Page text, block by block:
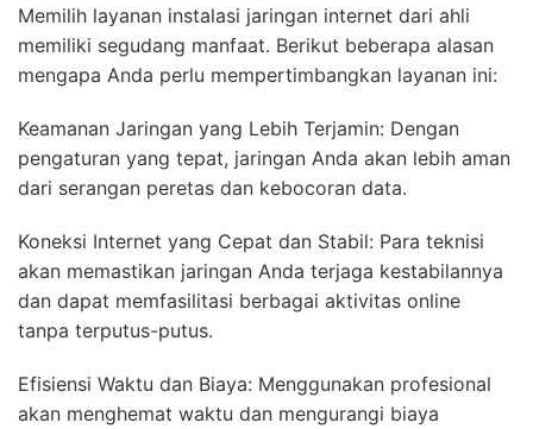
Memilih layanan instalasi jaringan internet dari ahli
memiliki segudang manfaat. Berikut beberapa alasan
mengapa Anda perlu mempertimbangkan layanan ini:
Keamanan Jaringan yang Lebih Terjamin: Dengan
pengaturan yang tepat, jaringan Anda akan lebih aman
dari serangan peretas dan kebocoran data.
Koneksi Internet yang Cepat dan Stabil: Para teknisi
akan memastikan jaringan Anda terjaga kestabilannya
dan dapat memfasilitasi berbagai aktivitas online
tanpa terputus-putus.
Efisiensi Waktu dan Biaya: Menggunakan profesional
akan menghemat waktu dan mengurangi biaya